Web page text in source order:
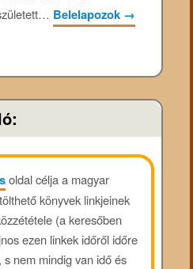
Belelapozok →
oldal célja a magyar
könyvek linkjeinek
(a keresőben
ezen linkek időről időre
nem mindig van idő és